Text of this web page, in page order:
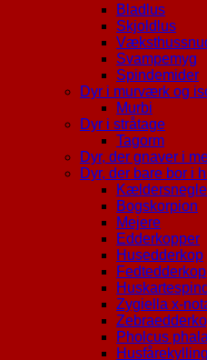
Bladlus
Skjoldlus
Svampemyg
Spindemider
Dyr i murværk og
Murbi
Dyr i stråtage
Tagorm
Dyr, der gnaver i
Dyr, der bare bor i
Kældersnegle
Bogskorpion
Mejere
Edderkopper
Husedderkop
Fedtedderkop
Zygiella x-
Pholcus
Husfårekylling